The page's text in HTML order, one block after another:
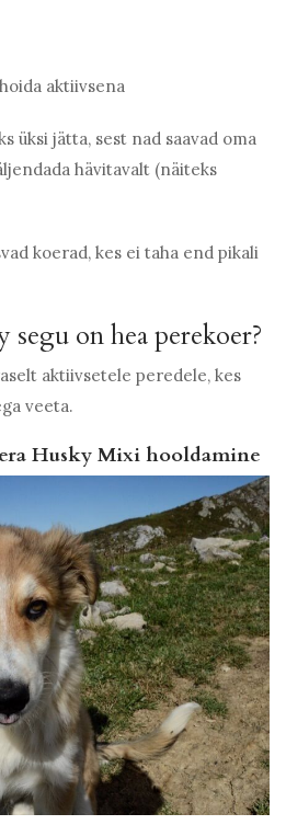
aktiivsena
üksi jätta, sest nad saavad oma
hävitavalt (näiteks
koerad, kes ei taha end pikali
segu on hea perekoer?
aktiivsetele peredele, kes
veeta.
Husky Mixi hooldamine